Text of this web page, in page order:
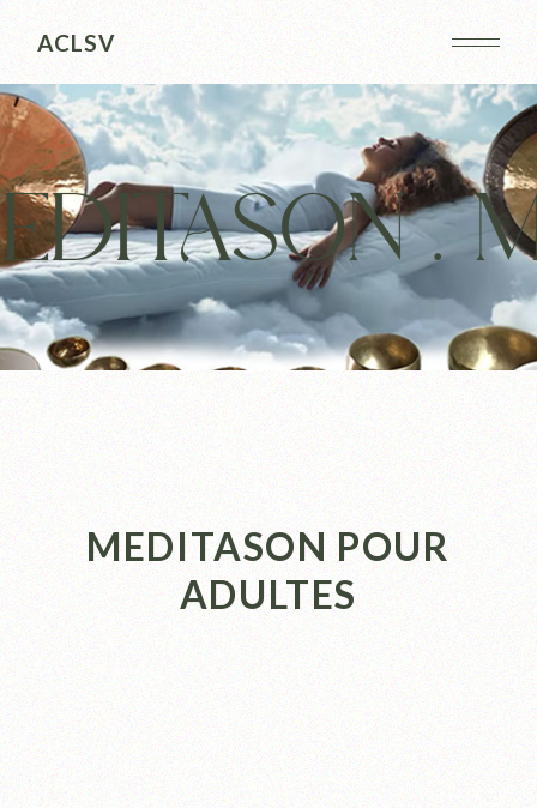
ACLSV
.
MEDITASON POUR
ADULTES